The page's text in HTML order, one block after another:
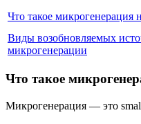
Что такое
Виды возобновляемых
микрогенерации
Что такое
Микрогенерация — это